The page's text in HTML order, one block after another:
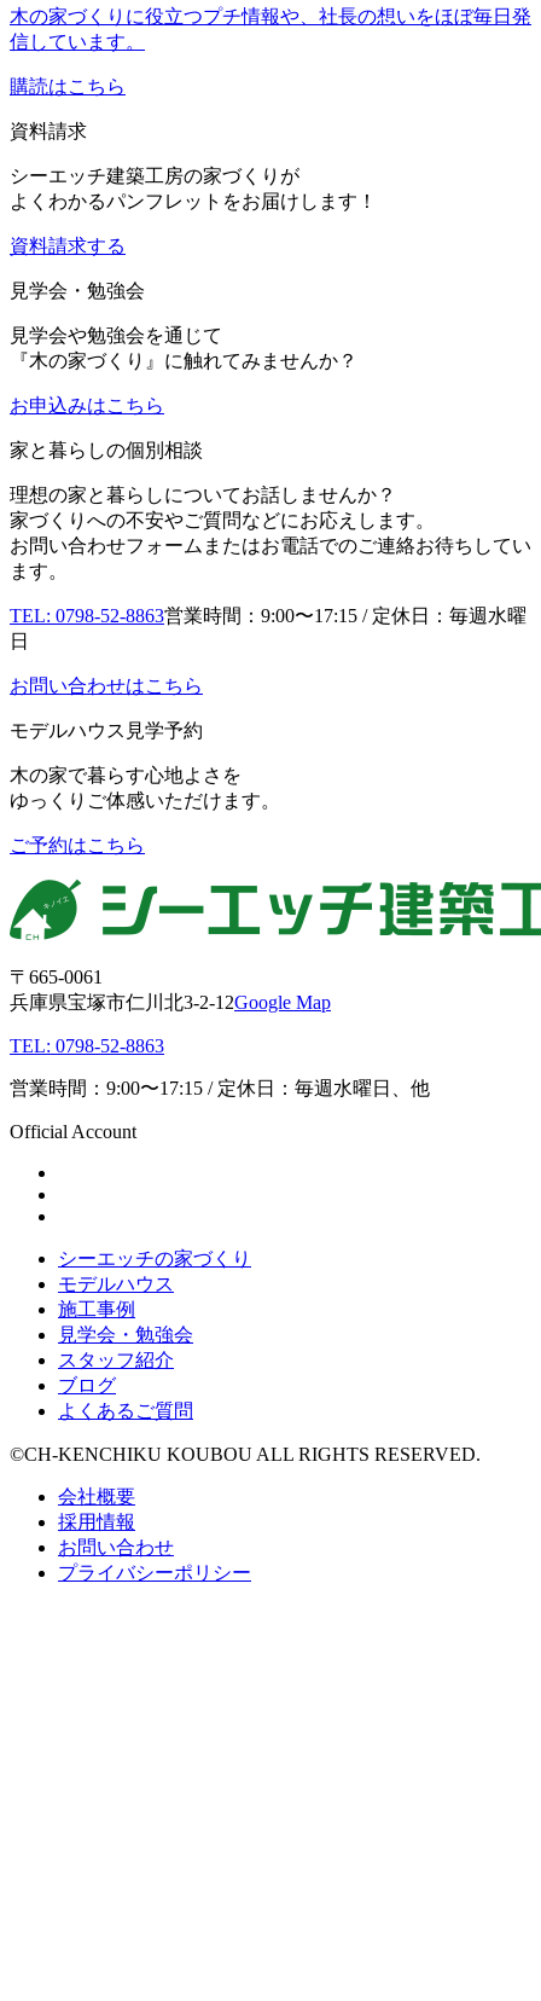
木の家づくりに役立つプチ情報や、社長の想いをほぼ毎日発
信しています。
購読はこちら
資料請求
シーエッチ建築工房の家づくりが
よくわかるパンフレットをお届けします！
資料請求する
見学会・勉強会
見学会や勉強会を通じて
『木の家づくり』に触れてみませんか？
お申込みはこちら
家と暮らしの個別相談
理想の家と暮らしについてお話しませんか？
家づくりへの不安やご質問などにお応えします。
お問い合わせフォームまたはお電話でのご連絡お待ちしてい
ます。
TEL: 0798-52-8863営業時間：9:00〜17:15 / 定休日：毎週水曜
日
お問い合わせはこちら
モデルハウス見学予約
木の家で暮らす心地よさを
ゆっくりご体感いただけます。
ご予約はこちら
〒665-0061
兵庫県宝塚市仁川北3-2-12Google Map
TEL: 0798-52-8863
営業時間：9:00〜17:15 / 定休日：毎週水曜日、他
Official Account
シーエッチの家づくり
モデルハウス
施工事例
見学会・勉強会
スタッフ紹介
ブログ
よくあるご質問
©CH-KENCHIKU KOUBOU ALL RIGHTS RESERVED.
会社概要
採用情報
お問い合わせ
プライバシーポリシー